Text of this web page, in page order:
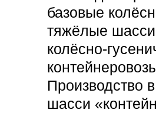
базовые
тяжёлые
колёсно-
Производство
шасси